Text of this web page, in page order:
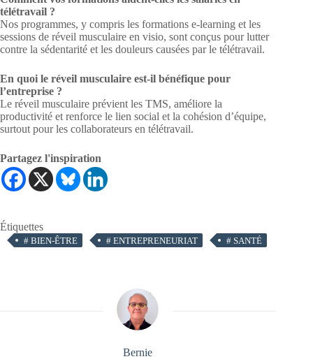
télétravail ?
Nos programmes, y compris les formations e-learning et les
sessions de réveil musculaire en visio, sont conçus pour lutter
contre la sédentarité et les douleurs causées par le télétravail.
En quoi le réveil musculaire est-il bénéfique pour
l’entreprise ?
Le réveil musculaire prévient les TMS, améliore la
productivité et renforce le lien social et la cohésion d’équipe,
surtout pour les collaborateurs en télétravail.
Partagez l'inspiration
Étiquettes
# BIEN-ÊTRE # ENTREPRENEURIAT # SANTÉ
Bernie